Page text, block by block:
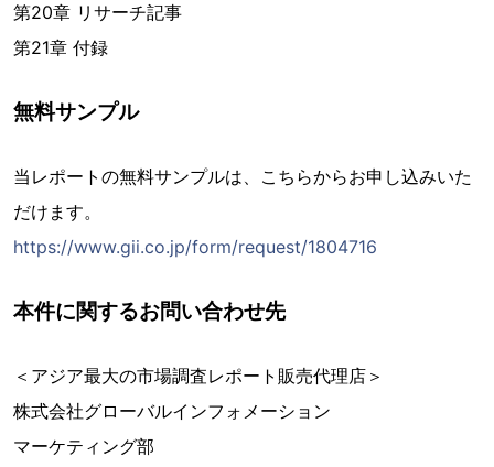
第20章 リサーチ記事
第21章 付録
無料サンプル
当レポートの無料サンプルは、こちらからお申し込みいた
だけます。
https://www.gii.co.jp/form/request/1804716
本件に関するお問い合わせ先
＜アジア最大の市場調査レポート販売代理店＞
株式会社グローバルインフォメーション
マーケティング部